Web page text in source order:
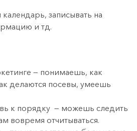
записывать на
и тд.
— понимаешь, как
делаются посевы, умеешь
к порядку — можешь следить
вовремя отчитываться.